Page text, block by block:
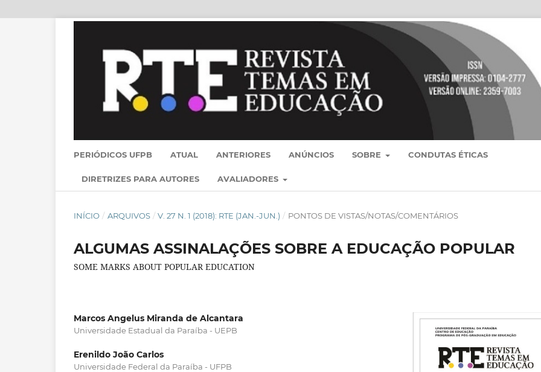
PERIÓDICOS UFPB ATUAL ANTERIORES ANÚNCIOS SOBRE CONDUTAS ÉTICAS
DIRETRIZES PARA AUTORES AVALIADORES
INÍCIO / ARQUIVOS / V. 27 N. 1 (2018): RTE (JAN.-JUN.) / PONTOS DE VISTAS/NOTAS/COMENTÁRIOS
ALGUMAS ASSINALAÇÕES SOBRE A EDUCAÇÃO POPULAR
SOME MARKS ABOUT POPULAR EDUCATION
Marcos Angelus Miranda de Alcantara
Universidade Estadual da Paraíba - UEPB
Erenildo João Carlos
Universidade Federal da Paraíba - UFPB